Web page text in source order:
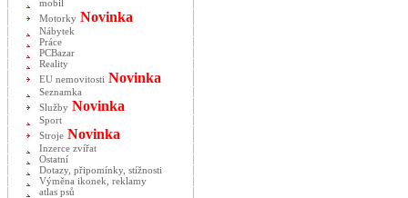
mobil
Motorky Novinka
Nábytek
Práce
PCBazar
Reality
EU nemovitosti Novinka
Seznamka
Služby Novinka
Sport
Stroje Novinka
Inzerce zvířat
Ostatní
Dotazy, připomínky, stížnosti
Výměna ikonek, reklamy
atlas psů